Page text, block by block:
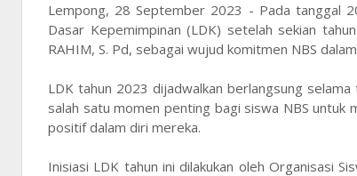
Lempong, 28 September 2023 - Pada tanggal
Dasar Kepemimpinan (LDK) setelah sekian
RAHIM, S. Pd, sebagai wujud komitmen NBS
LDK tahun 2023 dijadwalkan berlangsung
salah satu momen penting bagi siswa NBS
positif dalam diri mereka.
Inisiasi LDK tahun ini dilakukan oleh Organisasi